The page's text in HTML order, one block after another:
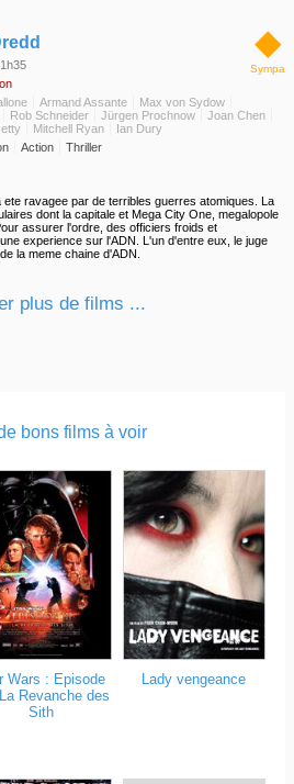
◆
Sympa
Armand Assante
Max von Sydow
Rob Schneider Jürgen Prochnow
Joan Chen
Mitchell Ryan
Ian Dury
Action Thriller
ravagee par de terribles guerres atomiques. La
dont la capitale et Mega City One, megalopole
assurer l'ordre, des officiers froids et
experience sur l'ADN. L'un d'entre eux, le juge
la meme chaine d'ADN.
plus de films ...
bons films à voir
Wars : Episode
Revanche des
Sith
Lady vengeance